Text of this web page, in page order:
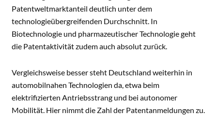
Patentweltmarktanteil deutlich unter dem
technologieübergreifenden Durchschnitt. In
Biotechnologie und pharmazeutischer Technologie geht
die Patentaktivität zudem auch absolut zurück.
Vergleichsweise besser steht Deutschland weiterhin in
automobilnahen Technologien da, etwa beim
elektrifizierten Antriebsstrang und bei autonomer
Mobilität. Hier nimmt die Zahl der Patentanmeldungen zu.